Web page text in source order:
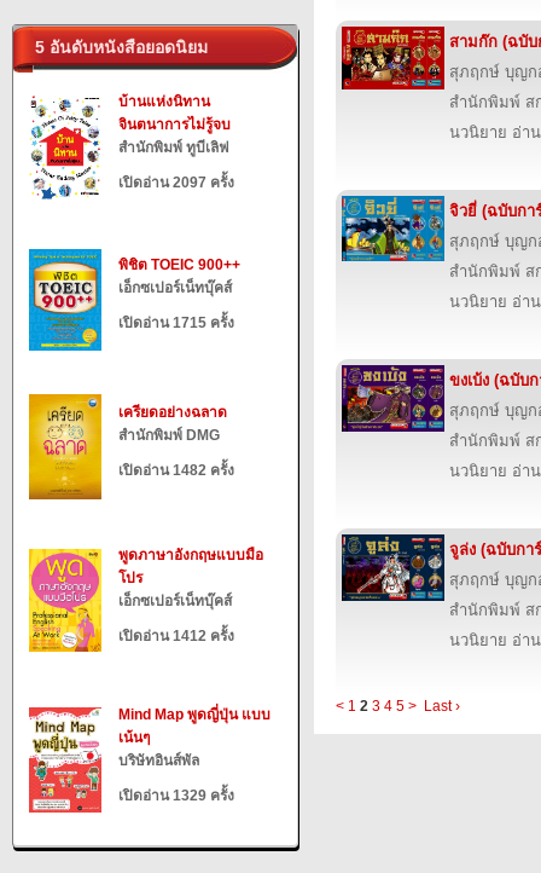
5 อันดับหนังสือยอดนิยม
บ้านแห่งนิทาน
จินตนาการไม่รู้จบ
สำนักพิมพ์ ทูบีเลิฟ
เปิดอ่าน 2097 ครั้ง
พิชิต TOEIC 900++
เอ็กซเปอร์เน็ทบุ๊คส์
เปิดอ่าน 1715 ครั้ง
เครียดอย่างฉลาด
สำนักพิมพ์ DMG
เปิดอ่าน 1482 ครั้ง
พูดภาษาอังกฤษแบบมือ
โปร
เอ็กซเปอร์เน็ทบุ๊คส์
เปิดอ่าน 1412 ครั้ง
Mind Map พูดญี่ปุ่น แบบ
เน้นๆ
บริษัทอินส์พัล
เปิดอ่าน 1329 ครั้ง
สามก๊ก (ฉบับ
สุภฤกษ์ บุญก
สำนักพิมพ์ ส
นวนิยาย อ่า
จิวยี่ (ฉบับกา
สุภฤกษ์ บุญก
สำนักพิมพ์ ส
นวนิยาย อ่า
ขงเบ้ง (ฉบับ
สุภฤกษ์ บุญก
สำนักพิมพ์ ส
นวนิยาย อ่า
จูล่ง (ฉบับกา
สุภฤกษ์ บุญก
สำนักพิมพ์ ส
นวนิยาย อ่า
< 1 2 3 4 5 > Last ›